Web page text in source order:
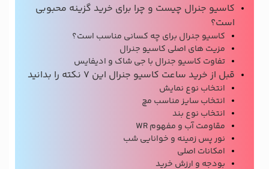
کاسیو جنرال چیست و چرا برای خرید گزینه محبوبی
است؟
کاسیو جنرال برای چه کسانی مناسب است؟
مزیت های اصلی کاسیو جنرال
تفاوت کاسیو جنرال با جی شاک و ادیفایس
قبل از خرید ساعت کاسیو جنرال این ۷ نکته را بدانید
انتخاب نوع نمایش
انتخاب سایز مناسب مچ
انتخاب نوع بند
مقاومت آب و مفهوم WR
نور پس زمینه و خوانایی شب
امکانات اصلی
بودجه و ارزش خرید